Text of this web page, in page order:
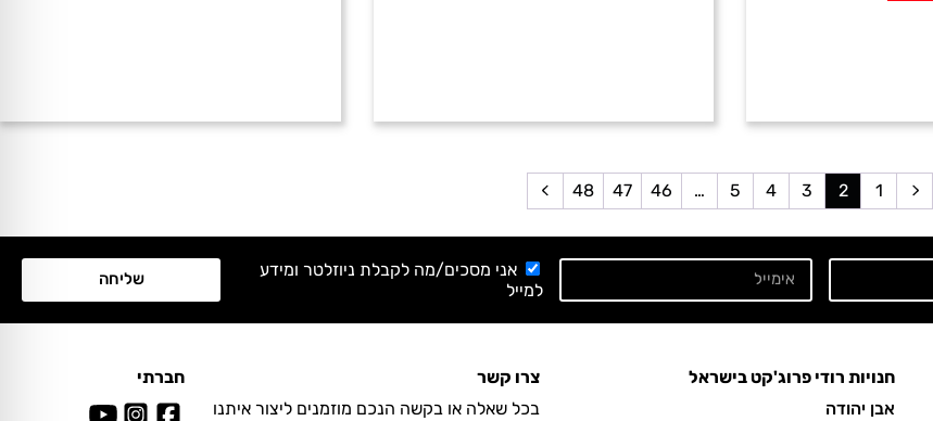
1
2
3
4
5
…
46
47
48
אני מסכים/מה לקבלת ניוזלטר ומידע
למייל
שליחה
חנויות רודי פרוג'קט בישראל
אבן יהודה
צרו קשר
בכל שאלה או בקשה הנכם מוזמנים ליצור איתנו
חברתי